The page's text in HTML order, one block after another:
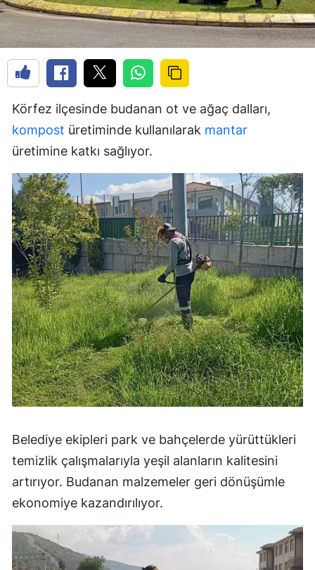
Körfez ilçesinde budanan ot ve ağaç dalları,
kompost üretiminde kullanılarak mantar
üretimine katkı sağlıyor.
Belediye ekipleri park ve bahçelerde yürüttükleri
temizlik çalışmalarıyla yeşil alanların kalitesini
artırıyor. Budanan malzemeler geri dönüşümle
ekonomiye kazandırılıyor.